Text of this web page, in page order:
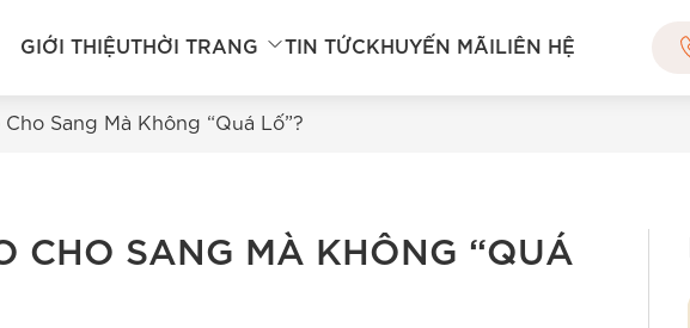
GIỚI THIỆUTHỜI TRANG TIN TỨC KHUYẾN MÃI LIÊN HỆ
Sang Mà Không “Quá Lố”?
CHO SANG MÀ KHÔNG “QUÁ